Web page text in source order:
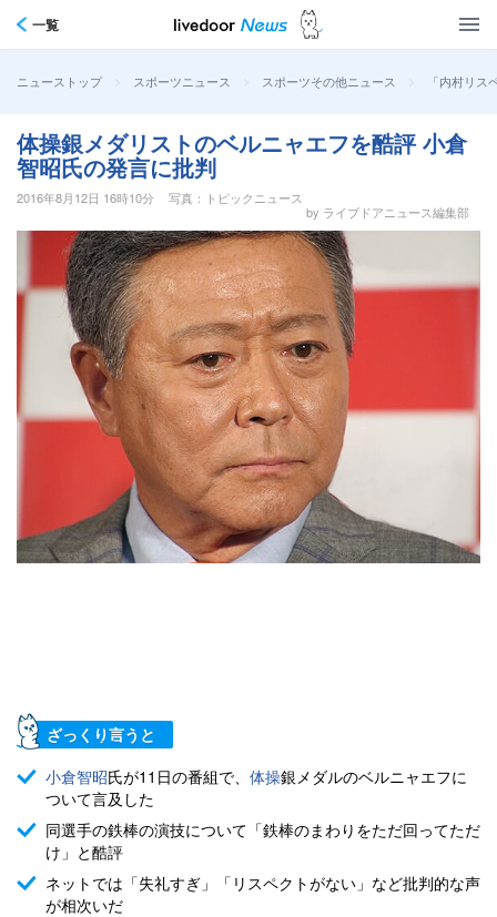
一覧
ニューストップ > スポーツニュース > スポーツその他ニュース > 「内村リ
体操銀メダリストのベルニャエフを酷評 小倉
智昭氏の発言に批判
2016年8月12日 16時10分
写真：トピックニュース
by ライブドアニュース編集部
ざっくり言うと
小倉智昭氏が11日の番組で、 体操銀メダルのベルニャエフに
ついて言及した
同選手の鉄棒の演技について「鉄棒のまわりをただ回ってただ
け」と酷評
ネットでは「失礼すぎ」「リスペクトがない」など批判的な声
が相次いだ